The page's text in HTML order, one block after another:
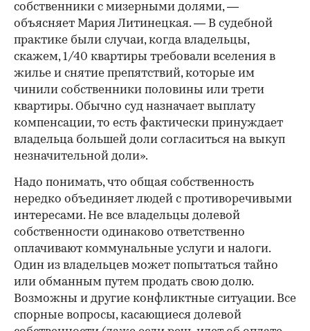
собственники с мизерными долями, —
объясняет Мария Литинецкая. — В судебной
практике были случаи, когда владельцы,
скажем, 1/40 квартиры требовали вселения в
жилье и снятие препятствий, которые им
чинили собственники половины или трети
квартиры. Обычно суд назначает выплату
компенсации, то есть фактически принуждает
владельца большей доли согласиться на выкуп
незначительной доли».
Надо понимать, что общая собственность
нередко объединяет людей с противоречивыми
интересами. Не все владельцы долевой
собственности одинаково ответственно
оплачивают коммунальные услуги и налоги.
Один из владельцев может попытаться тайно
или обманным путем продать свою долю.
Возможны и другие конфликтные ситуации. Все
спорные вопросы, касающиеся долевой